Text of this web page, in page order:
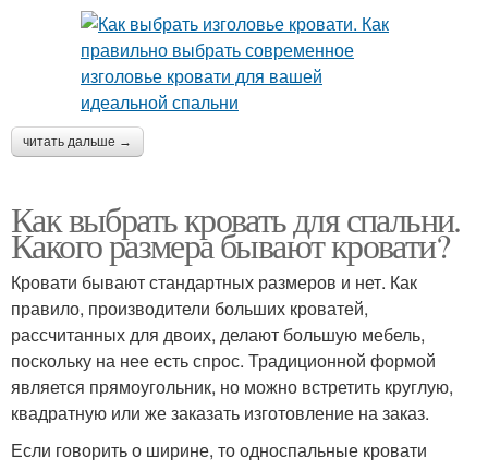
читать дальше →
Как выбрать кровать для спальни.
Какого размера бывают кровати?
Кровати бывают стандартных размеров и нет. Как
правило, производители больших кроватей,
рассчитанных для двоих, делают большую мебель,
поскольку на нее есть спрос. Традиционной формой
является прямоугольник, но можно встретить круглую,
квадратную или же заказать изготовление на заказ.
Если говорить о ширине, то односпальные кровати